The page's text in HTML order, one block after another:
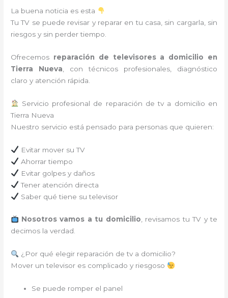
La buena noticia es esta
Tu TV se puede revisar y reparar en tu casa, sin cargarla, sin
riesgos y sin perder tiempo.
Ofrecemos reparación de televisores a domicilio en
Tierra Nueva , con técnicos profesionales, diagnóstico
claro y atención rápida.
Servicio profesional de reparación de tv a domicilio en
Tierra Nueva
Nuestro servicio está pensado para personas que quieren:
Evitar mover su TV
Ahorrar tiempo
Evitar golpes y daños
Tener atención directa
Saber qué tiene su televisor
Nosotros vamos a tu domicilio, revisamos tu TV y te
decimos la verdad.
¿Por qué elegir reparación de tv a domicilio?
Mover un televisor es complicado y riesgoso
Se puede romper el panel